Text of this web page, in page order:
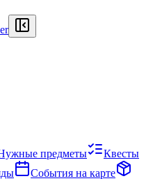
предметы
Квесты
События на карте